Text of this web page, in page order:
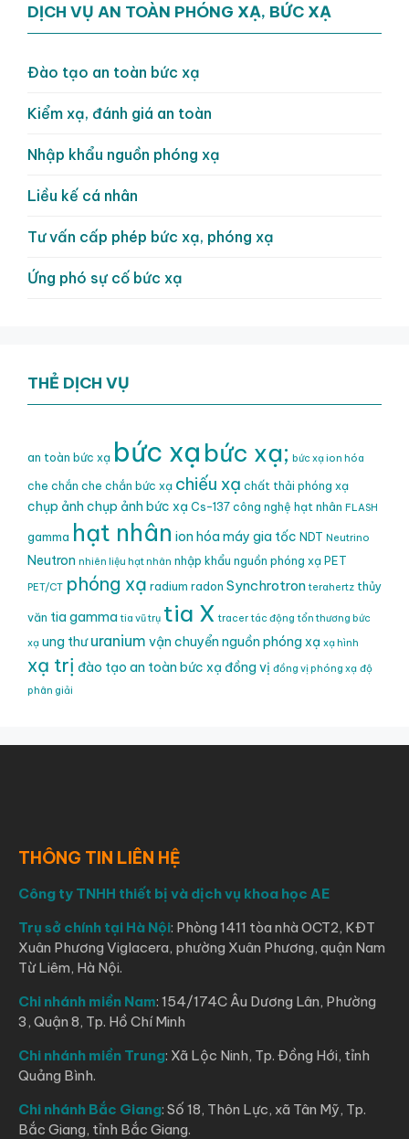
DỊCH VỤ AN TOÀN PHÓNG XẠ, BỨC XẠ
Đào tạo an toàn bức xạ
Kiểm xạ, đánh giá an toàn
Nhập khẩu nguồn phóng xạ
Liều kế cá nhân
Tư vấn cấp phép bức xạ, phóng xạ
Ứng phó sự cố bức xạ
THẺ DỊCH VỤ
an toàn bức xạ bức xạ bức xạ; bức xạ ion hóa
che chắn che chắn bức xạ chiếu xạ chất thải phóng xạ
chụp ảnh chụp ảnh bức xạ Cs-137 công nghệ hạt nhân FLASH
gamma hạt nhân ion hóa máy gia tốc NDT Neutrino
Neutron nhiên liệu hạt nhân nhập khẩu nguồn phóng xạ PET
PET/CT phóng xạ radium radon Synchrotron terahertz thủy
văn tia gamma tia vũ trụ tia X tracer tác động tổn thương bức
xạ ung thư uranium vận chuyển nguồn phóng xạ xạ hình
xạ trị đào tạo an toàn bức xạ đồng vị đồng vị phóng xạ độ
phân giải
THÔNG TIN LIÊN HỆ
Công ty TNHH thiết bị và dịch vụ khoa học AE
Trụ sở chính tại Hà Nội: Phòng 1411 tòa nhà OCT2, KĐT
Xuân Phương Viglacera, phường Xuân Phương, quận Nam
Từ Liêm, Hà Nội.
Chi nhánh miền Nam: 154/174C Âu Dương Lân, Phường
3, Quận 8, Tp. Hồ Chí Minh
Chi nhánh miền Trung: Xã Lộc Ninh, Tp. Đồng Hới, tỉnh
Quảng Bình.
Chi nhánh Bắc Giang: Số 18, Thôn Lực, xã Tân Mỹ, Tp.
Bắc Giang, tỉnh Bắc Giang.